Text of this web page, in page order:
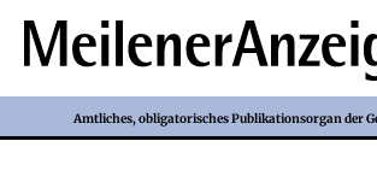
Amtliches, obligatorisches Publikationsorgan der